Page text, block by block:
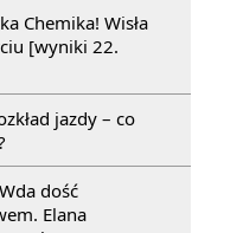
Chemika! Wisła
[wyniki 22.
jazdy – co
dość
Elana